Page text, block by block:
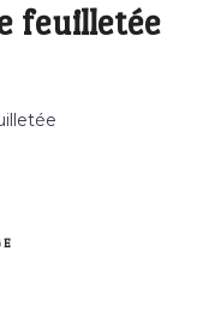
feuilletée